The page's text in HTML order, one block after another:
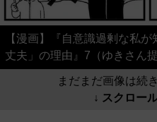
【漫画】『自意識過剰な私
丈夫」の理由』7（ゆきさん提
まだまだ画像は続
↓ スクロー